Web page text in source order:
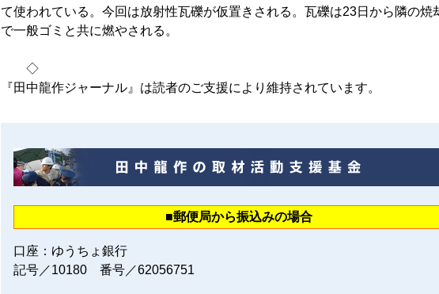
て使われている。今回は放射性瓦礫が仮置きされる。瓦礫は23日から隣の焼
で一般ゴミと共に燃やされる。
◇
『田中龍作ジャーナル』は読者のご支援により維持されています。
■郵便局から振込みの場合
口座：ゆうちょ銀行
記号／10180 番号／62056751